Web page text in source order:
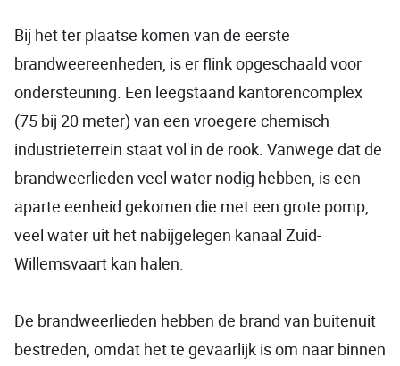
Bij het ter plaatse komen van de eerste
brandweereenheden, is er flink opgeschaald voor
ondersteuning. Een leegstaand kantorencomplex
(75 bij 20 meter) van een vroegere chemisch
industrieterrein staat vol in de rook. Vanwege dat de
brandweerlieden veel water nodig hebben, is een
aparte eenheid gekomen die met een grote pomp,
veel water uit het nabijgelegen kanaal Zuid-
Willemsvaart kan halen.
De brandweerlieden hebben de brand van buitenuit
bestreden, omdat het te gevaarlijk is om naar binnen